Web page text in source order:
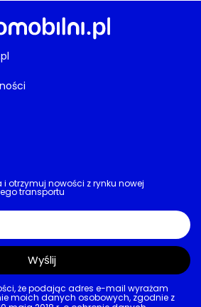
i otrzymuj nowości z rynku nowej
transportu
że podając adres e-mail wyrażam
moich danych osobowych, zgodnie z
Wyślij